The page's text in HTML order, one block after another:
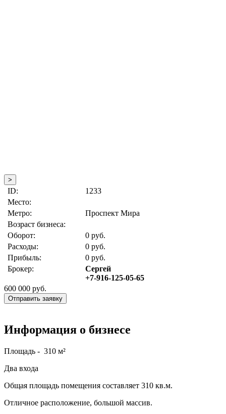
>
ID:
1233
Место:
Метро:
Проспект Мира
Возраст бизнеса:
Оборот:
0 руб.
Расходы:
0 руб.
Прибыль:
0 руб.
Брокер:
Сергей
+7-916-125-05-65
600 000 руб.
Отправить заявку
Информация о бизнесе
Площадь - 310 м²
Два входа
Общая площадь помещения составляет 310 кв.м.
Отличное расположение, большой массив.